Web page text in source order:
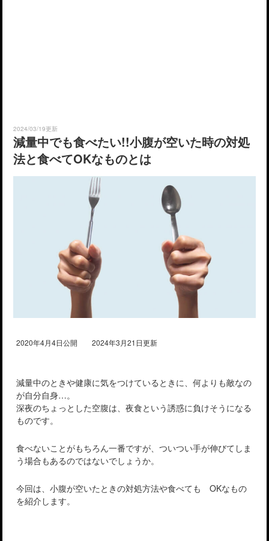
2024/03/19更新
減量中でも食べたい!!小腹が空いた時の対処
法と食べてOKなものとは
2020年4月4日公開 2024年3月21日更新
減量中のときや健康に気をつけているときに、何よりも敵なの
が自分自身…。
深夜のちょっとした空腹は、夜食という誘惑に負けそうになる
ものです。
食べないことがもちろん一番ですが、ついつい手が伸びてしま
う場合もあるのではないでしょうか。
今回は、小腹が空いたときの対処方法や食べても OKなもの
を紹介します。